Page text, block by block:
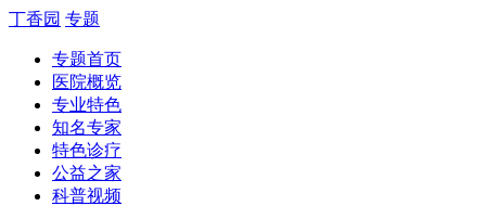
丁香园 专题
专题首页
医院概览
专业特色
知名专家
特色诊疗
公益之家
科普视频